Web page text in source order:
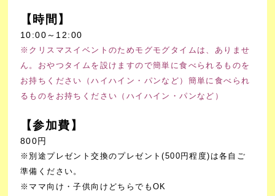
【時間】
10:00～12:00
※クリスマスイベントのためモグモグタイムは、ありませ
ん。おやつタイムを設けますので簡単に食べられるものを
お持ちください（ハイハイン・パンなど）簡単に食べられ
るものをお持ちください（ハイハイン・パンなど）
【参加費】
800円
※別途プレゼント交換のプレゼント(500円程度)は各自ご
準備ください。
※ママ向け・子供向けどちらでもOK